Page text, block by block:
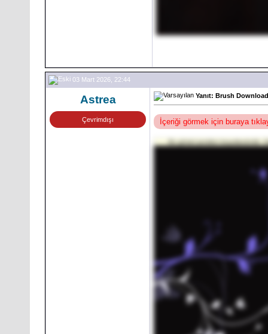
03 Mart 2026, 22:44
Astrea
Çevrimdışı
Yanıt: Brush
İçeriği görmek için buraya
Bu görsel yeniden boyutlandırıldı.